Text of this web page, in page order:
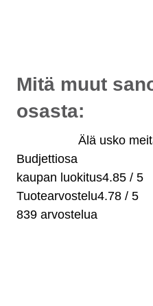
Mitä muut
osasta:
Älä usko
Budjettiosa
kaupan luokitus4.85 / 5
Tuotearvostelu4.78 / 5
839 arvostelua